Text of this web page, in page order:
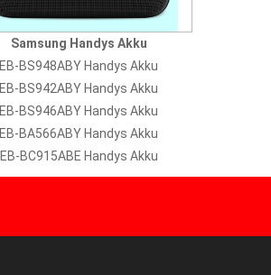
Samsung Handys Akku
EB-BS948ABY Handys Akku
EB-BS942ABY Handys Akku
EB-BS946ABY Handys Akku
EB-BA566ABY Handys Akku
EB-BC915ABE Handys Akku